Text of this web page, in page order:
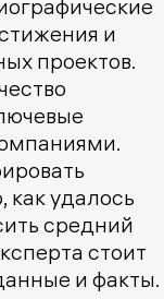
и
проектов.
удалось
средний
стоит
и факты.